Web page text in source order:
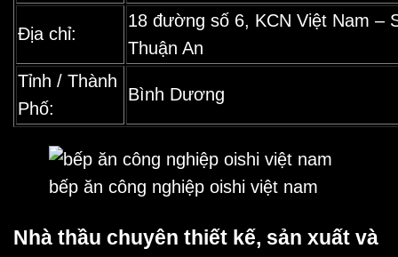
Địa chỉ:
18 đường số 6, KCN Việt Nam –
Thuận An
Tỉnh / Thành
Phố:
Bình Dương
bếp ăn công nghiệp oishi việt nam
Nhà thầu chuyên thiết kế, sản xuất và